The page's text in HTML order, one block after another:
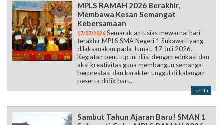
MPLS RAMAH 2026 Berakhir,
Membawa Kesan Semangat
Kebersamaan
17/07/2026 Semarak antusias mewarnai hari
terakhir MPLS SMA Negeri 1 Sukawati yang
dilaksanakan pada Jumat, 17 Juli 2026.
Kegiatan penutup ini diisi dengan edukasi dan
aksi kreativitas guna membangun semangat
berprestasi dan karakter unggul di kalangan
peserta didik baru.
berita
Sambut Tahun Ajaran Baru! SMAN 1